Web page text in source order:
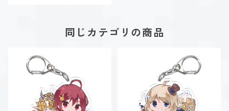
同じカテゴリの商品